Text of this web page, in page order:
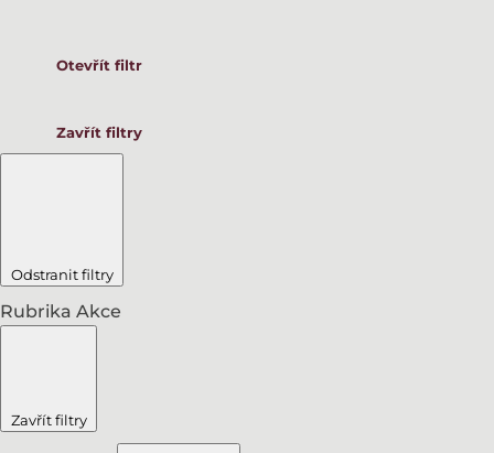
Otevřít filtr
Zavřít filtry
Odstranit filtry
Rubrika Akce
Zavřít filtry